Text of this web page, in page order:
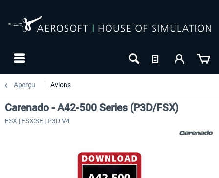
Aperçu Avions
Carenado - A42-500 Series (P3D/FSX)
FSX | FSX:SE | P3D V4